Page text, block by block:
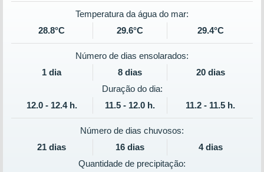
Temperatura da água do mar:
28.8°C
29.6°C 29.4°C
Número de dias ensolarados:
1 dia
8 dias
20 dias
Duração do dia:
12.0 - 12.4 h.
11.5 - 12.0 h. 11.2 - 11.5 h.
Número de dias chuvosos:
21 dias
16 dias
4 dias
Quantidade de precipitação: